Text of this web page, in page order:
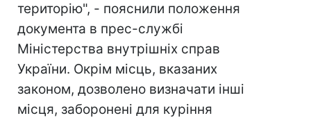
територію", - пояснили положення
документа в прес-службі
Міністерства внутрішніх справ
України. Окрім місць, вказаних
законом, дозволено визначати інші
місця, заборонені для куріння